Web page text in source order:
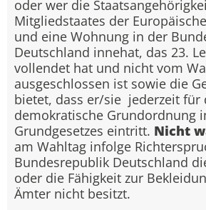
oder wer die
Mitgliedstaates der
und eine Wohnung in der
Deutschland innehat, das 23.
vollendet hat und nicht vom
ausgeschlossen ist sowie die
bietet, dass er/sie jederzeit für
demokratische Grundordnung
Grundgesetzes eintritt. Nicht
am Wahltag infolge
Bundesrepublik Deutschland
oder die Fähigkeit zur
Ämter nicht besitzt.